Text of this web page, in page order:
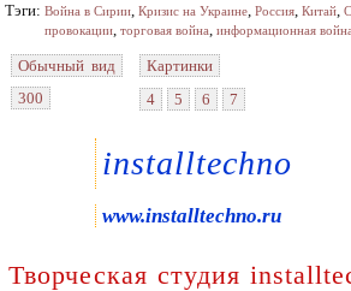
Тэги: Война в Сирии, Кризис на Украине, Россия, Китай,
провокации, торговая война, информационная война
Обычный вид
300
Картинки
4
5 6 7
installtechno
www.installtechno.ru
Творческая студия